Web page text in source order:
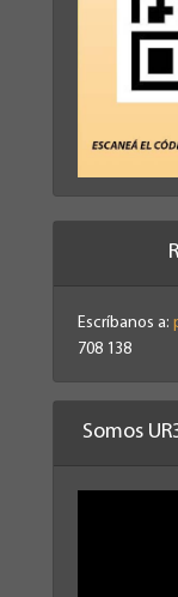
Escríbanos a:
708 138
Somos